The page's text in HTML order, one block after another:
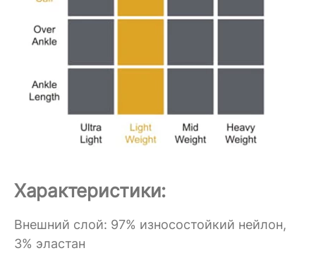
Характеристики:
Внешний слой: 97% износостойкий нейлон,
3% эластан